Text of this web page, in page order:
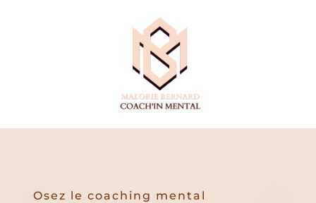
Osez le coaching mental